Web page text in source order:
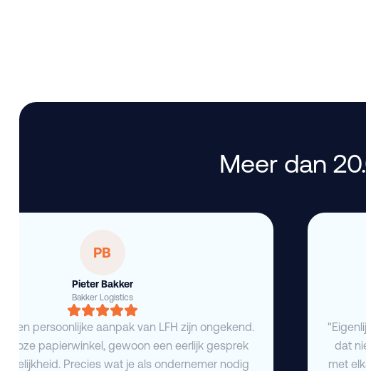
Meer dan
dat
met
PB
Pieter Bakker
Bakker Logistics
en persoonlijke aanpak van LFH zijn ongekend.
papierwinkel, gewoon een eerlijk gesprek
Precies wat je als ondernemer nodig